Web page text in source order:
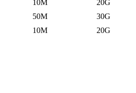
10M 20G
50M 30G
10M 20G